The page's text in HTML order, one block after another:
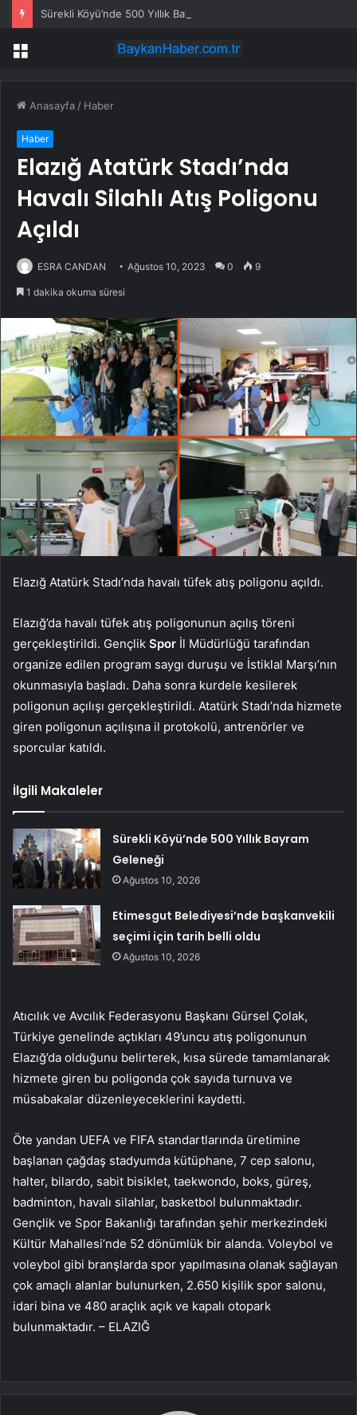
Sürekli Köyü’nde 500 Yıllık Bayram Geleneği
Menü
Anasayfa / Haber
Haber
Elazığ Atatürk Stadı’nda
Havalı Silahlı Atış Poligonu
Açıldı
ESRA CANDAN Ağustos 10, 2023 0 9
1 dakika okuma süresi
Elazığ Atatürk Stadı’nda havalı tüfek atış poligonu açıldı.
Elazığ’da havalı tüfek atış poligonunun açılış töreni
gerçekleştirildi. Gençlik Spor İl Müdürlüğü tarafından
organize edilen program saygı duruşu ve İstiklal Marşı’nın
okunmasıyla başladı. Daha sonra kurdele kesilerek
poligonun açılışı gerçekleştirildi. Atatürk Stadı’nda hizmete
giren poligonun açılışına il protokolü, antrenörler ve
sporcular katıldı.
İlgili Makaleler
Sürekli Köyü’nde 500 Yıllık Bayram
Geleneği
Ağustos 10, 2026
Etimesgut Belediyesi’nde başkanvekili
seçimi için tarih belli oldu
Ağustos 10, 2026
Atıcılık ve Avcılık Federasyonu Başkanı Gürsel Çolak,
Türkiye genelinde açtıkları 49’uncu atış poligonunun
Elazığ’da olduğunu belirterek, kısa sürede tamamlanarak
hizmete giren bu poligonda çok sayıda turnuva ve
müsabakalar düzenleyeceklerini kaydetti.
Öte yandan UEFA ve FIFA standartlarında üretimine
başlanan çağdaş stadyumda kütüphane, 7 cep salonu,
halter, bilardo, sabit bisiklet, taekwondo, boks, güreş,
badminton, havalı silahlar, basketbol bulunmaktadır.
Gençlik ve Spor Bakanlığı tarafından şehir merkezindeki
Kültür Mahallesi’nde 52 dönümlük bir alanda. Voleybol ve
voleybol gibi branşlarda spor yapılmasına olanak sağlayan
çok amaçlı alanlar bulunurken, 2.650 kişilik spor salonu,
idari bina ve 480 araçlık açık ve kapalı otopark
bulunmaktadır. – ELAZIĞ